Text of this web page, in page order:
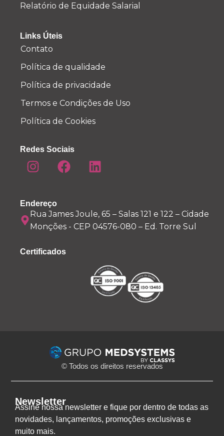
Relatório de Equidade Salarial
Links Úteis
Contato
Política de qualidade
Política de privacidade
Termos e Condições de Uso
Política de Cookies
Redes Sociais
Endereço
Rua James Joule, 65 – Salas 121 e 122 – Cidade
Monções - CEP 04576-080 – Ed. Torre Sul
Certificados
© Todos os direitos reservados
Newsletter
Assine nossa newsletter e fique por dentro de todas as
novidades, lançamentos, promoções exclusivas e
muito mais.